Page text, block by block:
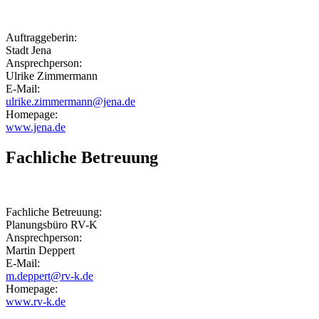
Auftraggeberin:
Stadt Jena
Ansprechperson:
Ulrike Zimmermann
E-Mail:
ulrike.zimmermann@jena.de
Homepage:
www.jena.de
Fachliche Betreuung
Fachliche Betreuung:
Planungsbüro RV-K
Ansprechperson:
Martin Deppert
E-Mail:
m.deppert@rv-k.de
Homepage:
www.rv-k.de